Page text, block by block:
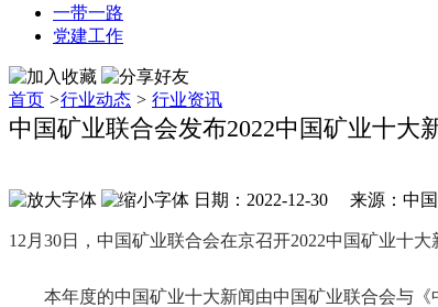
一带一路
党建工作
首页 >行业动态 > 行业资讯
中国矿业联合会发布2022中国矿业十大
日期：2022-12-30 来源：中
12月30日，中国矿业联合会在京召开2022中国矿业十大
本年度的中国矿业十大新闻由中国矿业联合会与《